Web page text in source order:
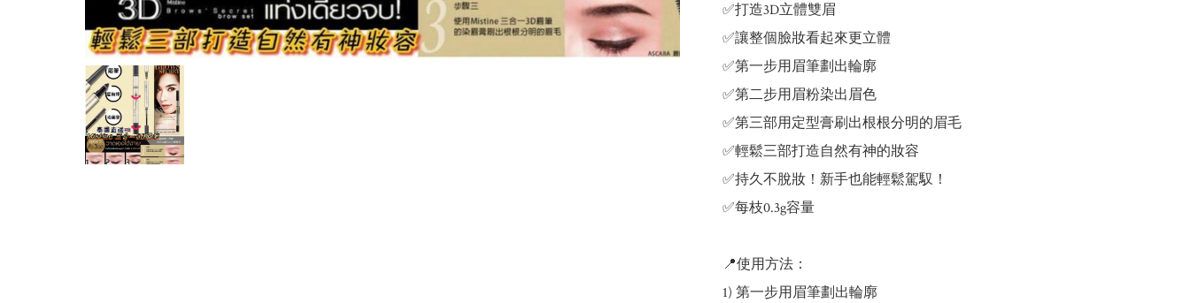
✅打造3D立體雙眉
✅讓整個臉妝看起來更立體
✅第一步用眉筆劃出輪廓
✅第二步用眉粉染出眉色
✅第三部用定型膏刷出根根分明的眉毛
✅輕鬆三部打造自然有神的妝容
✅持久不脫妝！新手也能輕鬆駕馭！
✅每枝0.3g容量
📍使用方法：
1) 第一步用眉筆劃出輪廓